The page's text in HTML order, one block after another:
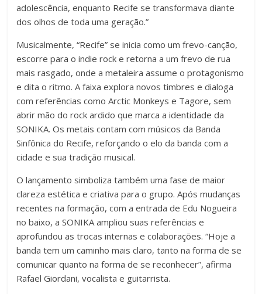
adolescência, enquanto Recife se transformava diante
dos olhos de toda uma geração.”
Musicalmente, “Recife” se inicia como um frevo-canção,
escorre para o indie rock e retorna a um frevo de rua
mais rasgado, onde a metaleira assume o protagonismo
e dita o ritmo. A faixa explora novos timbres e dialoga
com referências como Arctic Monkeys e Tagore, sem
abrir mão do rock ardido que marca a identidade da
SONIKA. Os metais contam com músicos da Banda
Sinfônica do Recife, reforçando o elo da banda com a
cidade e sua tradição musical.
O lançamento simboliza também uma fase de maior
clareza estética e criativa para o grupo. Após mudanças
recentes na formação, com a entrada de Edu Nogueira
no baixo, a SONIKA ampliou suas referências e
aprofundou as trocas internas e colaborações. “Hoje a
banda tem um caminho mais claro, tanto na forma de se
comunicar quanto na forma de se reconhecer”, afirma
Rafael Giordani, vocalista e guitarrista.